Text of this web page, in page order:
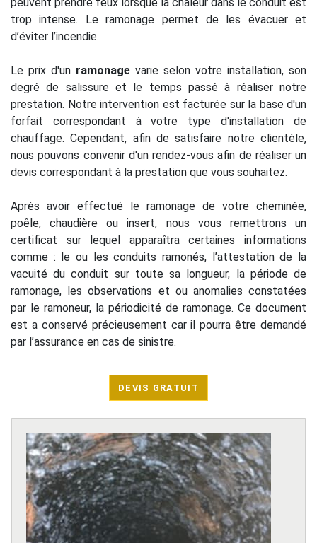
peuvent prendre feux lorsque la chaleur dans le conduit est
trop intense. Le ramonage permet de les évacuer et
d’éviter l’incendie.
Le prix d'un ramonage varie selon votre installation, son
degré de salissure et le temps passé à réaliser notre
prestation. Notre intervention est facturée sur la base d'un
forfait correspondant à votre type d'installation de
chauffage. Cependant, afin de satisfaire notre clientèle,
nous pouvons convenir d'un rendez-vous afin de réaliser un
devis correspondant à la prestation que vous souhaitez.
Après avoir effectué le ramonage de votre cheminée,
poêle, chaudière ou insert, nous vous remettrons un
certificat sur lequel apparaîtra certaines informations
comme : le ou les conduits ramonés, l’attestation de la
vacuité du conduit sur toute sa longueur, la période de
ramonage, les observations et ou anomalies constatées
par le ramoneur, la périodicité de ramonage. Ce document
est a conservé précieusement car il pourra être demandé
par l’assurance en cas de sinistre.
DEVIS GRATUIT